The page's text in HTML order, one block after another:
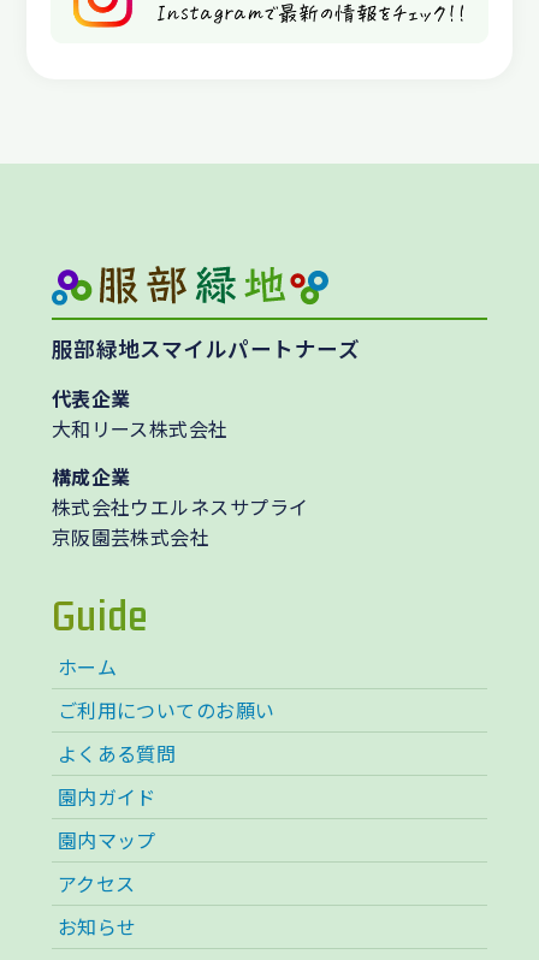
服部緑地スマイルパートナーズ
代表企業
大和リース株式会社
構成企業
株式会社ウエルネスサプライ
京阪園芸株式会社
Guide
ホーム
ご利用についてのお願い
よくある質問
園内ガイド
園内マップ
アクセス
お知らせ